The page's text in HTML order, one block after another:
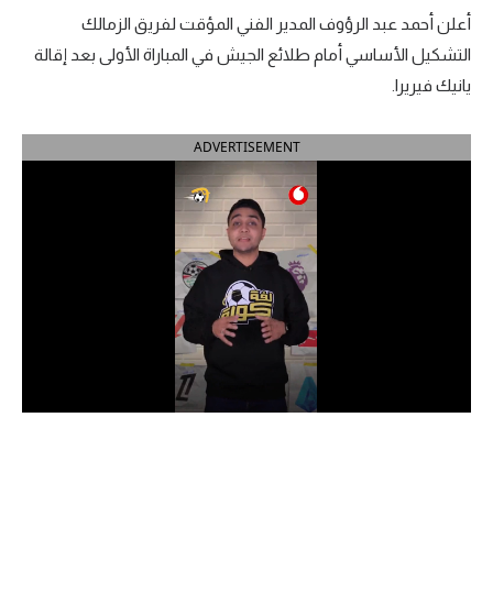
الدوري الإنجليزي الممتاز
الدوري الإسباني
الدوري السعودي للمحترفين
دوري أبطال إفريقيا
أعلن أحمد عبد الرؤوف المدير الفني المؤقت لفريق الزمالك
التشكيل الأساسي أمام طلائع الجيش في المباراة الأولى بعد إقالة
يانيك فيريرا.
ADVERTISEMENT